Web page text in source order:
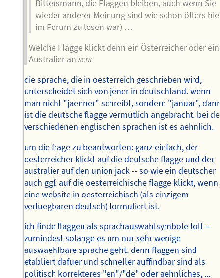
Bittersmann, die Flaggen bleiben, auch wenn Sie
wieder anderer Meinung sind wie schon öfters
im Forum zu lesen war) …
Welche Flagge klickt denn ein Österreicher oder ein
Australier anscnr
die sprache, die in oesterreich geschrieben wird,
unterscheidet sich von jener in deutschland. wenn
man nicht "jaenner" schreibt, sondern "januar",
ist die deutsche flagge vermutlich angebracht. bei
verschiedenen englischen sprachen ist es aehnlich.
um die frage zu beantworten: ganz einfach, der
oesterreicher klickt auf die deutsche flagge und der
australier auf den union jack -- so wie ein deutscher
auch ggf. auf die oesterreichische flagge klickt, wenn
eine website in oesterreichisch (als einzigem
verfuegbaren deutsch) formuliert ist.
ich finde flaggen als sprachauswahlsymbole toll --
zumindest solange es um nur sehr wenige
auswaehlbare sprache geht. denn flaggen sind
etabliert dafuer und schneller auffindbar sind als
politisch korrekteres "en"/"de" oder aehnliches, ...